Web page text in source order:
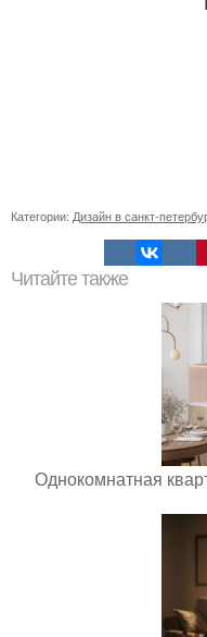
Категории: Дизайн в санкт-
Читайте также
Однокомнатная